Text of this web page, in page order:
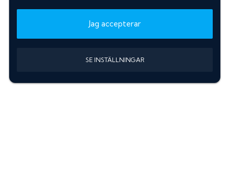
Jag accepterar
SE INSTÄLLNINGAR